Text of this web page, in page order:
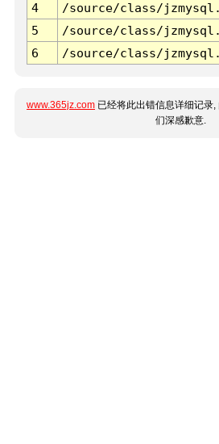
4
/source/class/
5
/source/class/
6
/source/class/
www.365jz.com 已经将此出错信息详细记录
们深感歉意.